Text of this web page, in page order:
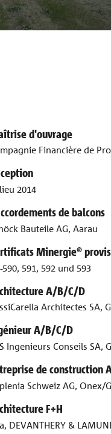
d'ouvrage
Financière de
2014
de balcons
Bauteile AG, Aarau
Minergie®
590, 591, 592 und 593
A/B/C/D
Architectes SA,
A/B/C/D
Ingenieurs Conseils SA,
de construction
Schweiz AG, Onex/
F+H
DEVANTHERY &